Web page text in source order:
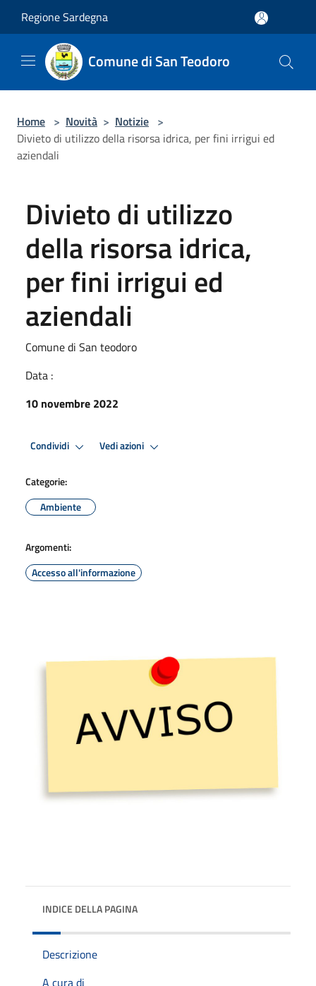
Regione Sardegna
Comune di San Teodoro
Home > Novità > Notizie >
Divieto di utilizzo della risorsa idrica, per fini irrigui ed
aziendali
Divieto di utilizzo
della risorsa idrica,
per fini irrigui ed
aziendali
Comune di San teodoro
Data :
10 novembre 2022
Condividi Vedi azioni
Categorie:
Ambiente
Argomenti:
Accesso all'informazione
INDICE DELLA PAGINA
Descrizione
A cura di